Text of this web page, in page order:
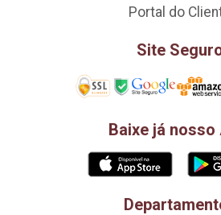
Portal do
Site
Baixe já nosso